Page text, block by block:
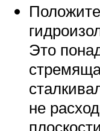
Это
не